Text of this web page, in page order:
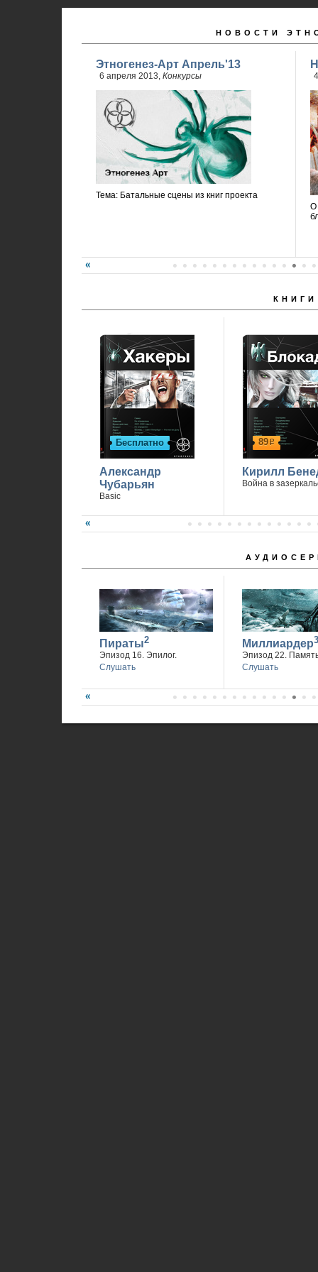
НОВОСТИ
Этногенез-Арт Апрель'13
6 апреля 2013, Конкурсы
Тема: Батальные сцены из книг проекта
О
КНИГИ
Бесплатно
Александр
Чубарьян
Basic
89р
Кирилл
Война в
Пираты2
Эпизод 16. Эпилог.
Слушать
Миллиардер3
Эпизод 22.
Слушать